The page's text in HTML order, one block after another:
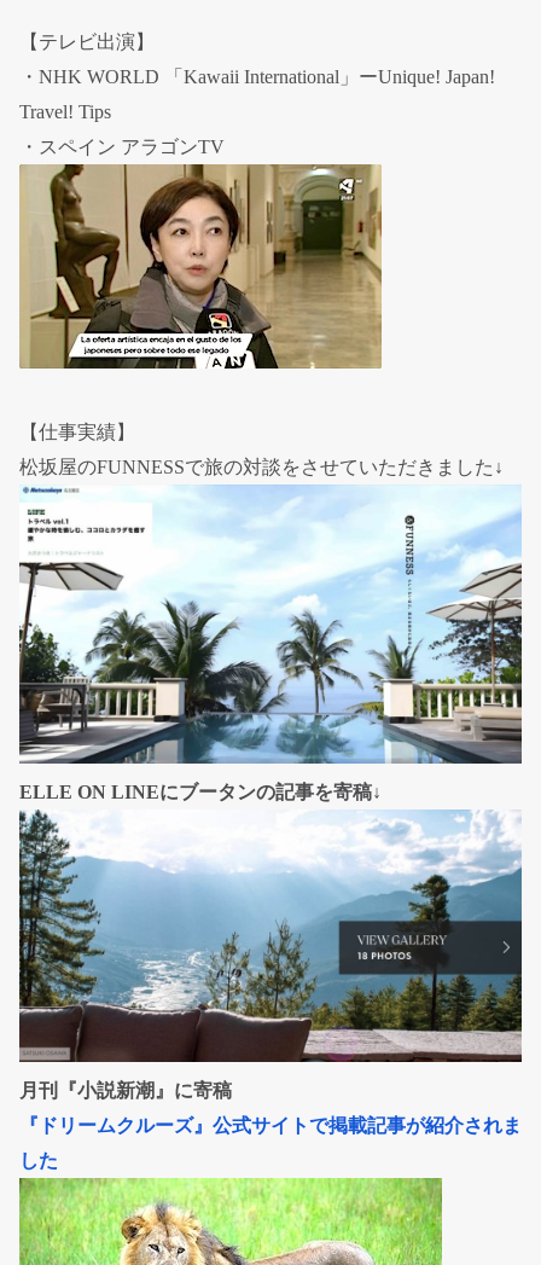
【テレビ出演】
・NHK WORLD 「Kawaii International」ーUnique! Japan!
Travel! Tips
・スペイン アラゴンTV
【仕事実績】
松坂屋のFUNNESSで旅の対談をさせていただきました↓
ELLE ON LINEにブータンの記事を寄稿↓
月刊『小説新潮』に寄稿
『ドリームクルーズ』公式サイトで掲載記事が紹介されま
した